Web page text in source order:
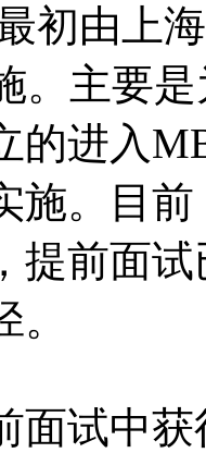
初由上
。主要
的进入
施。目
提前面
面试中